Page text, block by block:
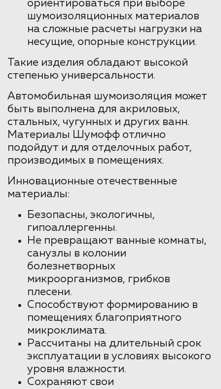
ориентироваться при выборе
шумоизоляционных материалов
на сложные расчеты нагрузки на
несущие, опорные конструкции.
Такие изделия обладают высокой
степенью универсальности.
Автомобильная шумоизоляция может
быть выполнена для акриловых,
стальных, чугунных и других ванн.
Материалы Шумофф отлично
подойдут и для отделочных работ,
производимых в помещениях.
Инновационные отечественные
материалы:
Безопасны, экологичны,
гипоаллергенны.
Не превращают ванные комнаты,
санузлы в колонии
болезнетворных
микроорганизмов, грибков
плесени.
Способствуют формированию в
помещениях благоприятного
микроклимата.
Рассчитаны на длительный срок
эксплуатации в условиях высокого
уровня влажности.
Сохраняют свои